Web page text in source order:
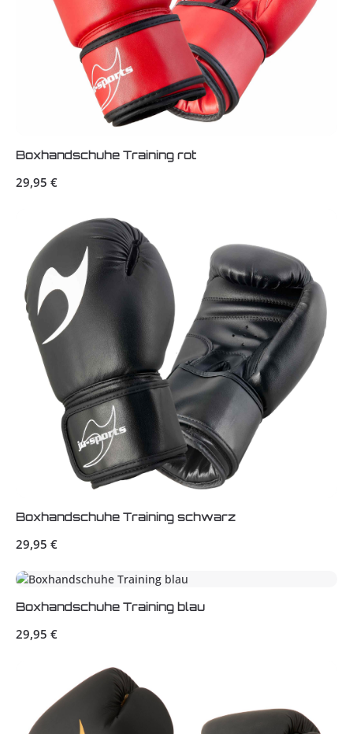
Boxhandschuhe Training rot
Regulärer Preis:
29,95 €
Boxhandschuhe Training schwarz
Regulärer Preis:
29,95 €
Boxhandschuhe Training blau
Regulärer Preis:
29,95 €